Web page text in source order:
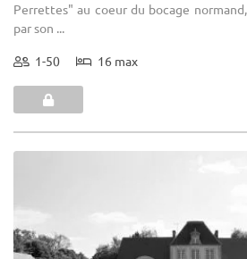
Perrettes" au coeur du bocage
par son ...
1-50 16 max